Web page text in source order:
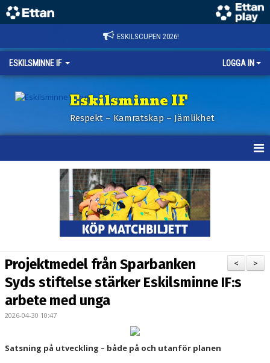
ESKILSCUPEN 2026!
ESKILSMINNE IF LOGGA IN
Eskilsminne IF
Respekt – Kamratskap – Jämlikhet
BILDER ESKILSCUPEN
PARTNERS
KALENDER
>
<
Projektmedel från Sparbanken
Syds stiftelse stärker Eskilsminne IF:s
arbete med unga
2026-04-30 10:47
Satsning på utveckling – både på och utanför planen